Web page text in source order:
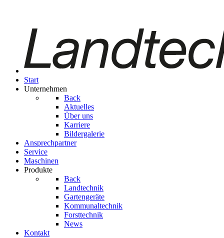
Start
Unternehmen
Back
Aktuelles
Über uns
Karriere
Bildergalerie
Ansprechpartner
Service
Maschinen
Produkte
Back
Landtechnik
Gartengeräte
Kom­mu­nal­tech­nik
Forsttechnik
News
Kontakt